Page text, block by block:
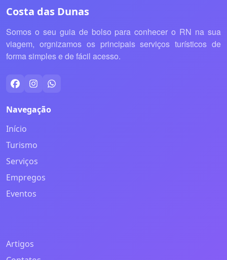
Costa das Dunas
Somos o seu guia de bolso para conhecer o RN na sua
viagem, orgnizamos os principais serviços turísticos de
forma simples e de fácil acesso.
Navegação
Início
Turismo
Serviços
Empregos
Eventos
Artigos